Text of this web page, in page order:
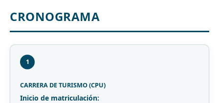
CRONOGRAMA
1
CARRERA DE TURISMO (CPU)
Inicio de matriculación: